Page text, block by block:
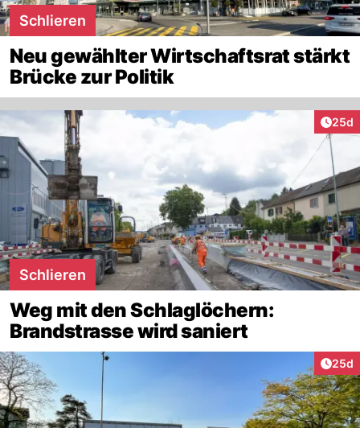
Schlieren
Neu gewählter Wirtschaftsrat stärkt
Brücke zur Politik
25d
Schlieren
Weg mit den Schlaglöchern:
Brandstrasse wird saniert
25d